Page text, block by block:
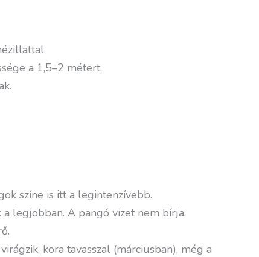
a 1,5–2 métert.
színe is itt a legintenzívebb.
legjobban. A pangó vizet nem bírja.
kora tavasszal (márciusban), még a